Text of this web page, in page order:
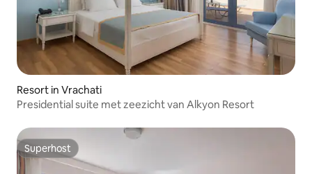
Resort in Vrachati
Presidential suite met zeezicht van Alkyon Resort
Superhost
Superhost